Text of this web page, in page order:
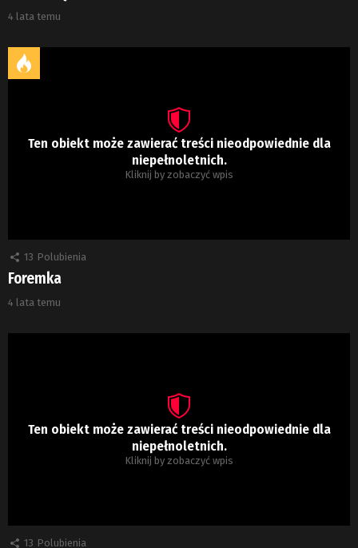
4 lata temu
Ten obiekt może zawierać treści nieodpowiednie dla
niepełnoletnich.
Kliknij by zobaczyć wpis
13 Polubienia
Foremka
4 lata temu
Ten obiekt może zawierać treści nieodpowiednie dla
niepełnoletnich.
Kliknij by zobaczyć wpis
13 Polubienia